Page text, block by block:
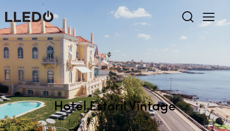
DESTAQUES NOTÍCIAS PROJETO
Hotel Estoril Vintage
Junho 28, 2023 0 Comments